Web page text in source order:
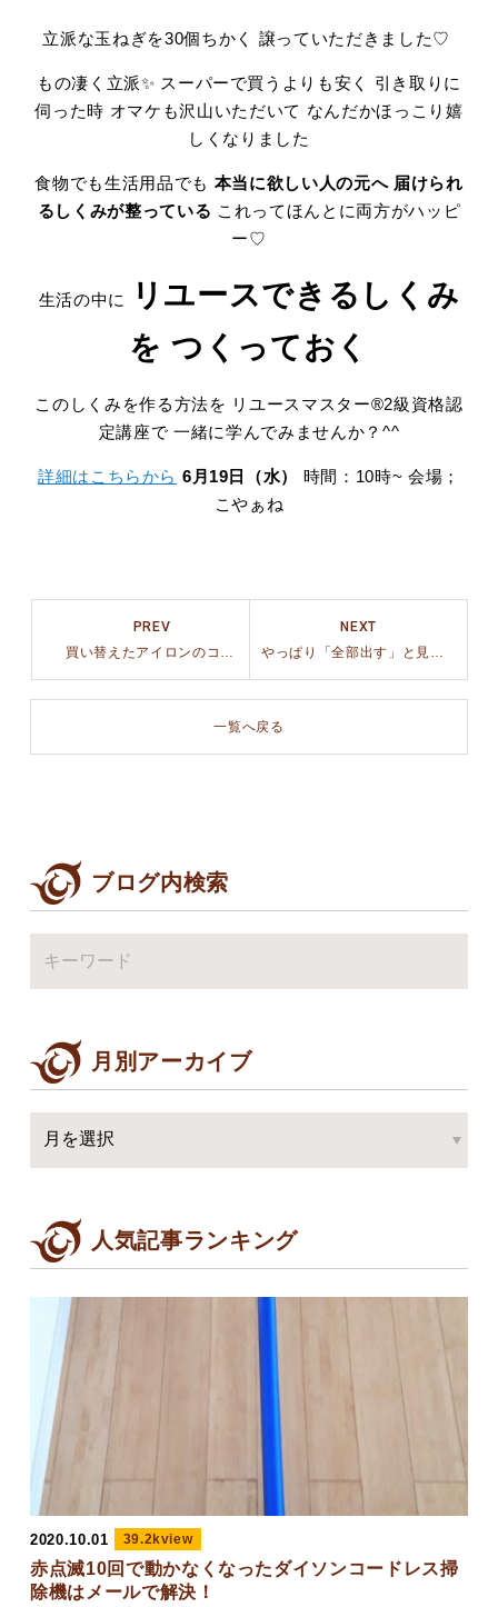
立派な玉ねぎを30個ちかく 譲っていただきました♡
もの凄く立派✨ スーパーで買うよりも安く 引き取りに
伺った時 オマケも沢山いただいて なんだかほっこり嬉
しくなりました
食物でも生活用品でも 本当に欲しい人の元へ 届けられ
るしくみが整っている これってほんとに両方がハッピ
ー♡
生活の中に
リユースできるしくみ
をつくっておく
このしくみを作る方法を リユースマスター®2級資格認
定講座で 一緒に学んでみませんか？^^
詳細はこちらから 6月19日（水）
時間：10時~ 会場；
こやぁね
NEXT
やっぱり「全部出す」と見えてくるものがある
PREV
買い替えたアイロンのコードがまさかの収納されない件について
一覧へ戻る
ブログ内検索
月別アーカイブ
人気記事ランキング
2020.10.01 39.2kview
赤点滅10回で動かなくなったダイソンコードレス掃
除機はメールで解決！